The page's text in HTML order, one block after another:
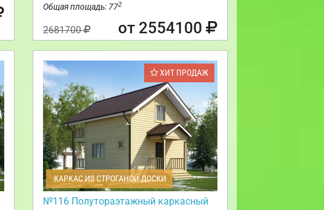
Общая площадь: 772
2681700 от 2554100
ХИТ ПРОДАЖ
КАРКАС ИЗ СТРОГАНОЙ ДОСКИ
№116 Полутораэтажный каркасный